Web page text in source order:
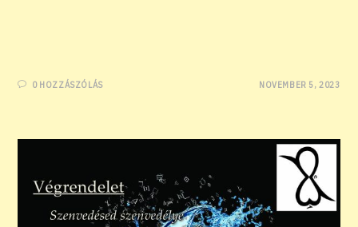
0 HOZZÁSZÓLÁS NOVEMBER 5, 2023